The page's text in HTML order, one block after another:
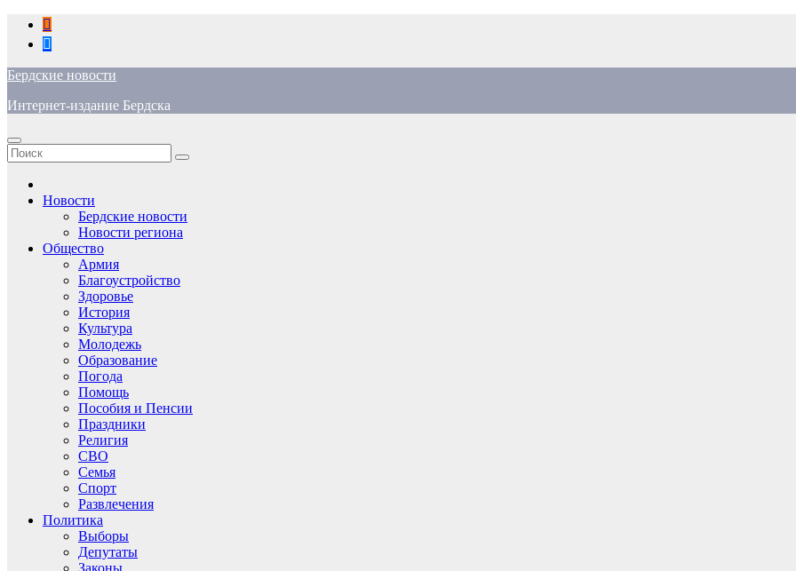
Перейти
содержимому
Бердские новости
Интернет-издание Бердска
Новости
Бердские новости
Новости региона
Общество
Армия
Благоустройство
Здоровье
История
Культура
Молодежь
Образование
Погода
Помощь
Пособия и Пенсии
Праздники
Религия
СВО
Семья
Спорт
Развлечения
Политика
Выборы
Депутаты
Законы